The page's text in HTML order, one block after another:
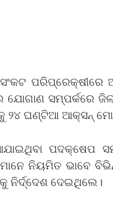
ପରିପ୍ରେକ୍ଷୀରେ
ସମ୍ପର୍କରେ
୨୪ ଘଣ୍ଟିଆ ଆକ୍ସନ୍‌
ପଦକ୍ଷେପ
ନିୟମିତ ଭାବେ
ନିର୍ଦ୍ଦେଶ ଦେଇଥିଲେ।